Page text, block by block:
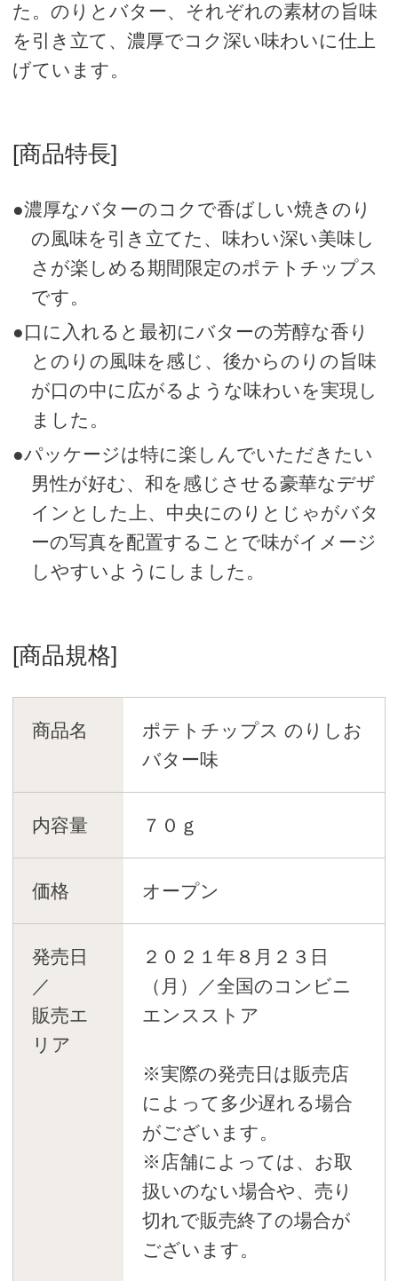
た。のりとバター、それぞれの素材の旨味
を引き立て、濃厚でコク深い味わいに仕上
げています。
[商品特長]
●濃厚なバターのコクで香ばしい焼きのり
の風味を引き立てた、味わい深い美味し
さが楽しめる期間限定のポテトチップス
です。
●口に入れると最初にバターの芳醇な香り
とのりの風味を感じ、後からのりの旨味
が口の中に広がるような味わいを実現し
ました。
●パッケージは特に楽しんでいただきたい
男性が好む、和を感じさせる豪華なデザ
インとした上、中央にのりとじゃがバタ
ーの写真を配置することで味がイメージ
しやすいようにしました。
[商品規格]
商品名
ポテトチップス のりしお
バター味
内容量 ７０ｇ
価格 オープン
発売日
／
販売エ
リア
２０２１年８月２３日
（月）／全国のコンビニ
エンスストア
※実際の発売日は販売店
によって多少遅れる場合
がございます。
※店舗によっては、お取
扱いのない場合や、売り
切れで販売終了の場合が
ございます。